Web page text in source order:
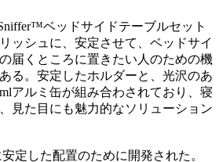
ベッドサイドテーブルセット
ッシュに、安定させて、ベッドサイ
届くところに置きたい人のための機
る。安定したホルダーと、光沢のあ
アルミ缶が組み合わされており、寝
見た目にも魅力的なソリューション
定した配置のために開発された。